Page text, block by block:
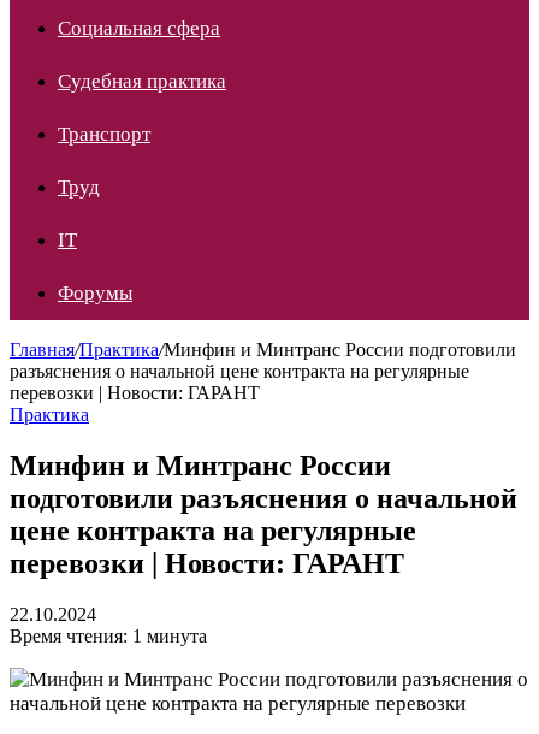
Социальная сфера
Судебная практика
Транспорт
Труд
IT
Форумы
Главная/Практика/Минфин и Минтранс России подготовили
разъяснения о начальной цене контракта на регулярные
перевозки | Новости: ГАРАНТ
Практика
Минфин и Минтранс России
подготовили разъяснения о начальной
цене контракта на регулярные
перевозки | Новости: ГАРАНТ
22.10.2024
Время чтения: 1 минута